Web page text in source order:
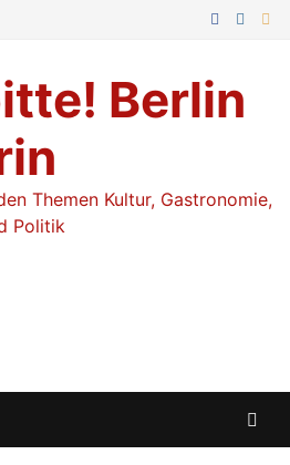
Berlin
Themen Kultur, Gastronomie,
Politik